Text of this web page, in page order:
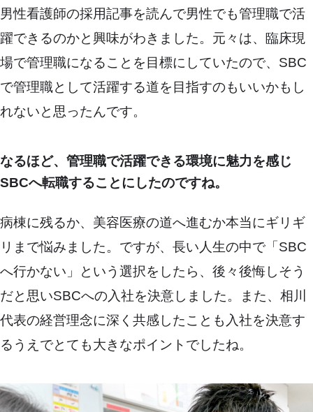
男性看護師の採用記事を読んで男性でも管理職で活
躍できるのかと興味がわきました。元々は、臨床現
場で管理職になることを目標にしていたので、SBC
で管理職として活躍する道を目指すのもいいかもし
れないと思ったんです。
なるほど、管理職で活躍できる環境に魅力を感じ
SBCへ転職することにしたのですね。
病棟に残るか、美容医療の道へ進むか本当にギリギ
リまで悩みました。ですが、長い人生の中で「SBC
へ行かない」という選択をしたら、後々後悔しそう
だと思いSBCへの入社を決意しました。また、相川
代表の経営理念に深く共感したことも入社を決意す
るうえでとても大きなポイントでしたね。